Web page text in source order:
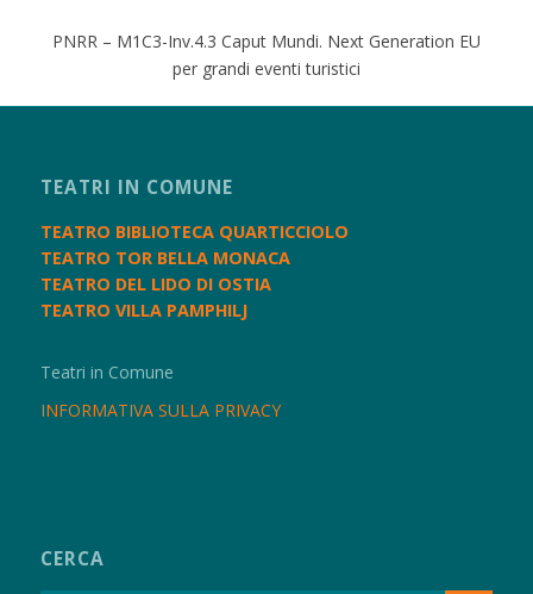
PNRR – M1C3-Inv.4.3 Caput Mundi. Next Generation EU
per grandi eventi turistici
TEATRI IN COMUNE
TEATRO BIBLIOTECA QUARTICCIOLO
TEATRO TOR BELLA MONACA
TEATRO DEL LIDO DI OSTIA
TEATRO VILLA PAMPHILJ
Teatri in Comune
INFORMATIVA SULLA PRIVACY
CERCA